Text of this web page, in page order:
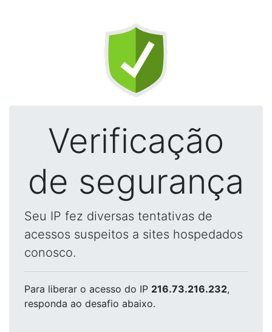
Verificação
de segurança
Seu IP fez diversas tentativas de
acessos suspeitos a sites hospedados
conosco.
Para liberar o acesso do IP 216.73.216.232,
responda ao desafio abaixo.